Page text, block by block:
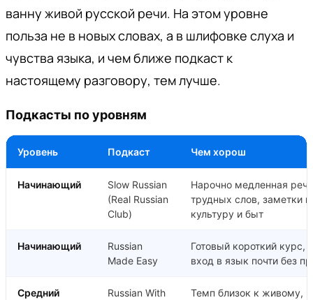
ванну живой русской речи. На этом уровне
польза не в новых словах, а в шлифовке слуха и
чувства языка, и чем ближе подкаст к
настоящему разговору, тем лучше.
Подкасты по уровням
Уровень Подкаст Чем хорош
Начинающий
Slow Russian
(Real Russian
Club)
Нарочно медленная
трудных слов, заметки
культуру и быт
Начинающий
Russian
Made Easy
Готовый короткий курс,
вход в язык почти без
Средний
Russian With
Темп близок к живому, к